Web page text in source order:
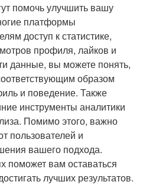
помочь улучшить вашу
платформы
доступ к статистике,
профиля, лайков и
данные, вы можете понять,
образом
и поведение. Также
инструменты аналитики
Помимо этого, важно
пользователей и
вашего подхода.
поможет вам оставаться
лучших результатов.